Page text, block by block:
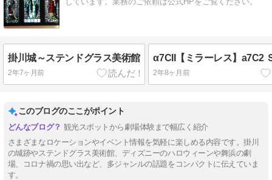
掛川城～ステンドグラス美術館
2年7ヶ月前
α7CII【ミラーレス】a7C2
2年8ヶ月前
このブログのここがポイント
観光スポットから劇場体験まで幅広く紹介
さまざまなロケーションやイベント情報を気軽に楽しめる内容です。掛川
の城跡やステンドグラス美術館、ディズニーのハロウィーンや舞浜の劇
場、コロナ禍の思い出など、多ジャンルの話題をコンパクトに伝えていま
す。